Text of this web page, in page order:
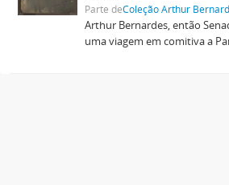
Parte deColeção Arthur
Arthur Bernardes, então
uma viagem em comitiva a